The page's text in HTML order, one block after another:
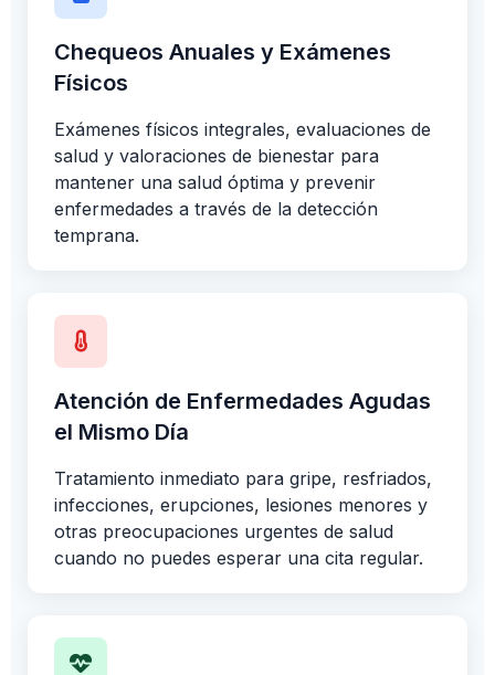
Chequeos Anuales y Exámenes
Físicos
Exámenes físicos integrales, evaluaciones de
salud y valoraciones de bienestar para
mantener una salud óptima y prevenir
enfermedades a través de la detección
temprana.
Atención de Enfermedades Agudas
el Mismo Día
Tratamiento inmediato para gripe, resfriados,
infecciones, erupciones, lesiones menores y
otras preocupaciones urgentes de salud
cuando no puedes esperar una cita regular.